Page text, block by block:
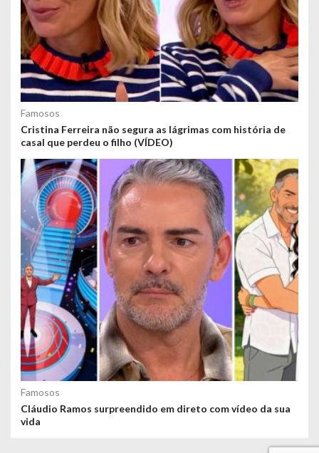
Famosos
Cristina Ferreira não segura as lágrimas com história de
casal que perdeu o filho (VÍDEO)
Famosos
Cláudio Ramos surpreendido em direto com vídeo da sua
vida